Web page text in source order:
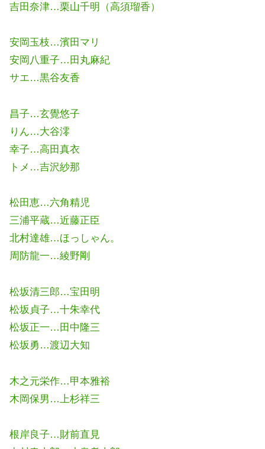
吉田奈津…栗山千明（高須瑠香）
安岡玉枝…濱田マリ
安岡八重子…田丸麻紀
サエ…黒谷友香
昌子…玄覺悠子
りん…大谷澪
幸子…高田真衣
トメ…吉沢紗那
松田恵…六角精児
三浦平蔵…近藤正臣
北村達雄…ほっしゃん。
周防龍一…綾野剛
松坂清三郎…宝田明
松坂貞子…十朱幸代
松坂正一…田中隆三
松坂勇…渡辺大知
木之元栄作…甲本雅裕
木岡保男…上杉祥三
根岸良子…財前直見